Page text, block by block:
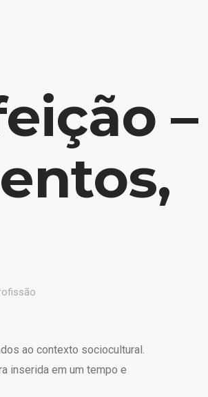
–
ao contexto sociocultural.
inserida em um tempo e